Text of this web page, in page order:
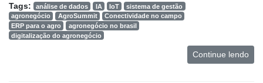
Tags: análise de dados IA IoT
sistema de gestão
agronegócio
AgroSummit
Conectividade no campo
ERP para o agro
agronegócio no brasil
digitalização do agronegócio
Continue lendo